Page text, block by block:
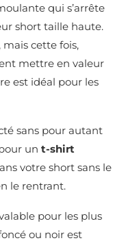
qui s’arrête
short taille haute.
cette fois,
mettre en valeur
est idéal pour les
sans pour autant
un t-shirt
votre short sans le
le rentrant.
pour les plus
ou noir est